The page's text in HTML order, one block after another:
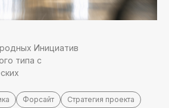
Инициатив
типа с
Форсайт Стратегия проекта